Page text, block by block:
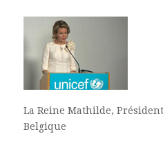
La Reine Mathilde,
Belgique